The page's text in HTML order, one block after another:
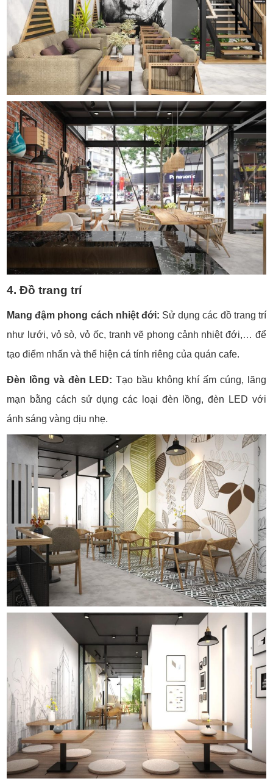
4. Đồ trang trí
Mang đậm phong cách nhiệt đới: Sử dụng các đồ trang trí
như lưới, vỏ sò, vỏ ốc, tranh vẽ phong cảnh nhiệt đới,… để
tạo điểm nhấn và thể hiện cá tính riêng của quán cafe.
Đèn lồng và đèn LED: Tạo bầu không khí ấm cúng, lãng
mạn bằng cách sử dụng các loại đèn lồng, đèn LED với
ánh sáng vàng dịu nhẹ.